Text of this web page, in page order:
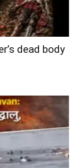
dead body